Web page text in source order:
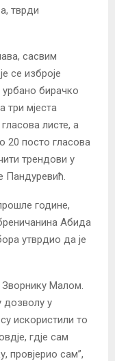
тврди
сасвим
се изброје
урбано бирачко
три мјеста
листе, а
20 посто гласова
трендови у
Пандуревић.
године,
Абида
утврдио да је
Зворнику Малом.
дозволу у
искористили то
гдје сам
провјерио сам”,